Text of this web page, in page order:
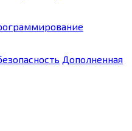
Дополненная